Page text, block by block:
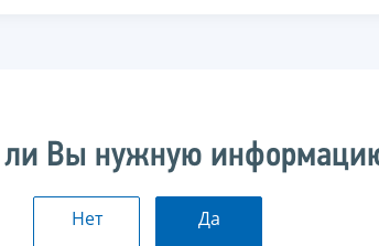
Вы нужную
Нет Да